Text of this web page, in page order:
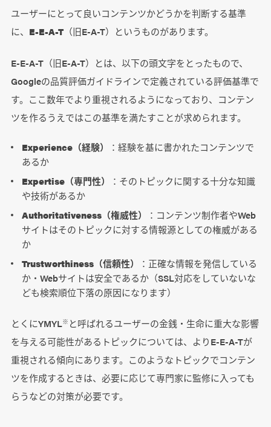
ユーザーにとって良いコンテンツかどうかを判断する基準
に、 E-E-A-T（旧E-A-T）というものがあります。
E-E-A-T（旧E-A-T）とは、以下の頭文字をとったもので、
Googleの品質評価ガイドラインで定義されている評価基準で
す。ここ数年でより重視されるようになっており、コンテン
ツを作るうえではこの基準を満たすことが求められます。
Experience（経験）
：経験を基に書かれたコンテンツで
あるか
Expertise（専門性）
：そのトピックに関する十分な知識
や技術があるか
Authoritativeness（権威性）
：コンテンツ制作者やWeb
サイトはそのトピックに対する情報源としての権威がある
か
Trustworthiness（信頼性）
：正確な情報を発信している
か・Webサイトは安全であるか（SSL対応をしていないな
ども検索順位下落の原因になります）
とくにYMYL※ と呼ばれるユーザーの金銭・生命に重大な影響
を与える可能性があるトピックについては、よりE-E-A-Tが
重視される傾向にあります。このようなトピックでコンテン
ツを作成するときは、必要に応じて専門家に監修に入っても
らうなどの対策が必要です。